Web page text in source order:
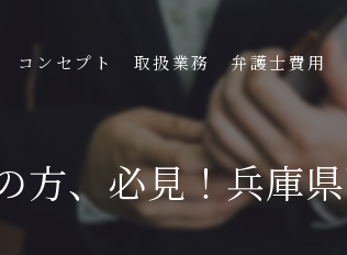
コンセプト 取扱業務 弁護士費用
方、必見！兵庫